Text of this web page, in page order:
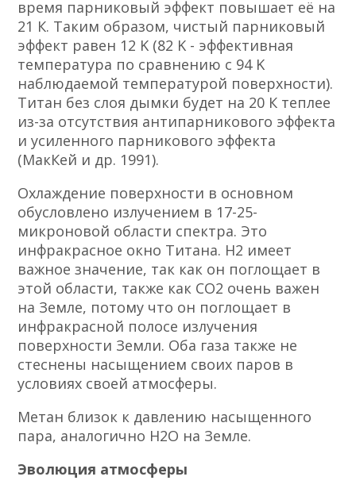
время парниковый эффект повышает её на
21 К. Таким образом, чистый парниковый
эффект равен 12 K (82 K - эффективная
температура по сравнению с 94 K
наблюдаемой температурой поверхности).
Титан без слоя дымки будет на 20 К теплее
из-за отсутствия антипарникового эффекта
и усиленного парникового эффекта
(МакКей и др. 1991).
Охлаждение поверхности в основном
обусловлено излучением в 17-25-
микроновой области спектра. Это
инфракрасное окно Титана. Н2 имеет
важное значение, так как он поглощает в
этой области, также как СО2 очень важен
на Земле, потому что он поглощает в
инфракрасной полосе излучения
поверхности Земли. Оба газа также не
стеснены насыщением своих паров в
условиях своей атмосферы.
Метан близок к давлению насыщенного
пара, аналогично H2O на Земле.
Эволюция атмосферы